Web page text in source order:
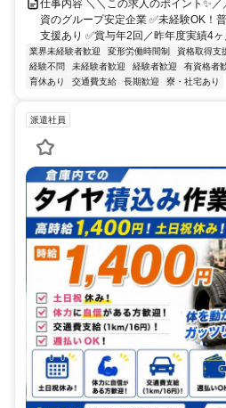
仕事内容 ＼＼この求人のポイント✨
資のグループ安定企業 ✅未経験OK！
支援あり ✅賞与年2回／昨年度実績4ヶ
業界未経験者歓迎 変形労働時間制 資格取得支
経験不問
未経験者歓迎 経験者歓迎 有資格者
育休あり
交通費支給 長期歓迎 寮・社宅あり
派遣社員